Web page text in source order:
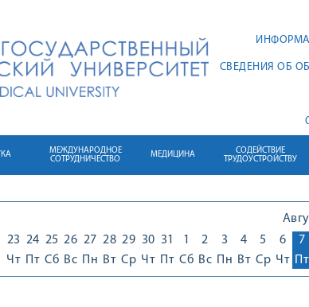
СВЕДЕНИЯ ОБ
МЕЖДУНАРОДНОЕ
СОТРУДНИЧЕСТВО
МЕДИЦИНА
СОДЕЙСТВИЕ
ТРУДОУСТРОЙСТВУ
23
Чт
24
Пт
25
Сб
26
Вс
27
Пн
28
Вт
29
Ср
30
Чт
31
Пт
1
Сб
2
Вс
3
Пн
4
Вт
5
Ср
6
Чт
7
Пт